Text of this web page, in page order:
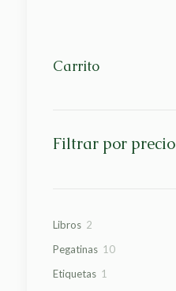
Carrito
Filtrar por precio
Libros 22
Pegatinas 1010
Etiquetas 1